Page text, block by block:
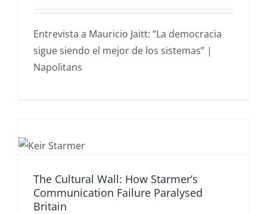
Entrevista a Mauricio Jaitt: “La democracia
sigue siendo el mejor de los sistemas” |
Napolitans
The Cultural Wall: How Starmer’s
Communication Failure Paralysed
Britain